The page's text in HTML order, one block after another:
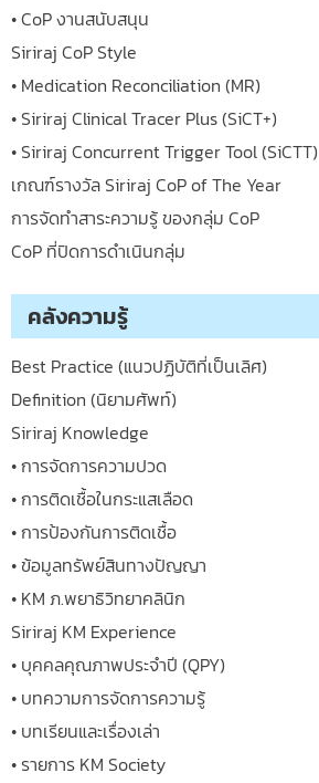
• CoP งานสนับสนุน
Siriraj CoP Style
• Medication Reconciliation (MR)
• Siriraj Clinical Tracer Plus (SiCT+)
• Siriraj Concurrent Trigger Tool (SiCTT)
เกณฑ์รางวัล Siriraj CoP of The Year
การจัดทำสาระความรู้ ของกลุ่ม CoP
CoP ที่ปิดการดำเนินกลุ่ม
คลังความรู้
Best Practice (แนวปฏิบัติที่เป็นเลิศ)
Definition (นิยามศัพท์)
Siriraj Knowledge
• การจัดการความปวด
• การติดเชื้อในกระแสเลือด
• การป้องกันการติดเชื้อ
• ข้อมูลทรัพย์สินทางปัญญา
• KM ภ.พยาธิวิทยาคลินิก
Siriraj KM Experience
• บุคคลคุณภาพประจำปี (QPY)
• บทความการจัดการความรู้
• บทเรียนและเรื่องเล่า
• รายการ KM Society